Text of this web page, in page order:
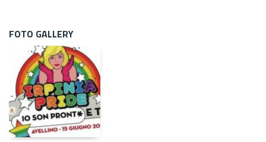
FOTO GALLERY